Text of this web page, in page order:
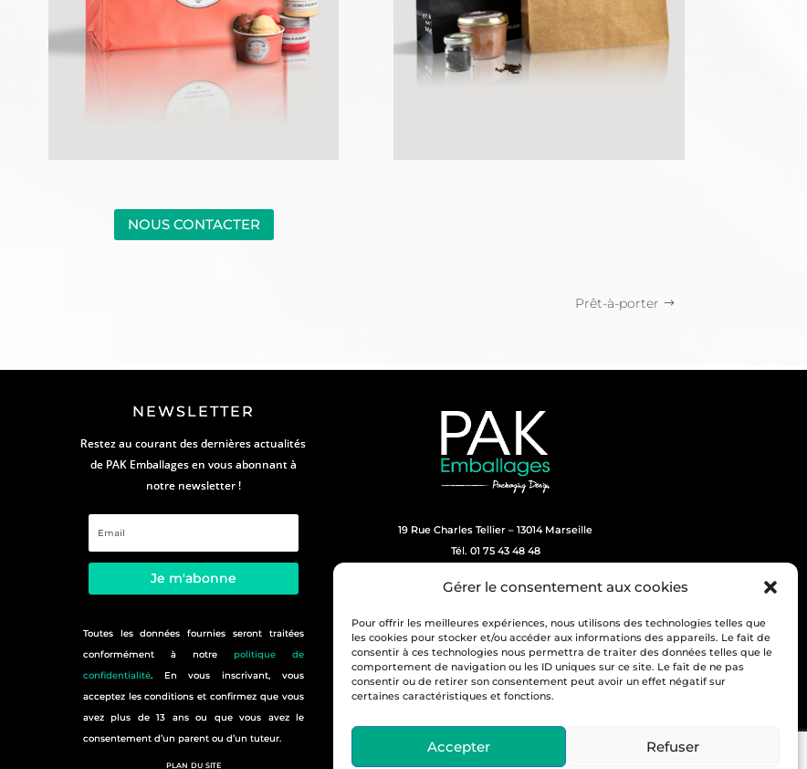
Gérer le consentement aux cookies
Pour offrir les meilleures expériences, nous utilisons des technologies telles que
les cookies pour stocker et/ou accéder aux informations des appareils. Le fait de
consentir à ces technologies nous permettra de traiter des données telles que le
comportement de navigation ou les ID uniques sur ce site. Le fait de ne pas
consentir ou de retirer son consentement peut avoir un effet négatif sur
certaines caractéristiques et fonctions.
Accepter Refuser
NOUS CONTACTER
Prêt-à-porter
NEWSLETTER
Restez au courant des dernières actualités
de PAK Emballages en vous abonnant à
notre newsletter !
Je m'abonne
Toutes les données fournies seront traitées
conformément à notre politique de
confidentialité. En vous inscrivant, vous
acceptez les conditions et confirmez que vous
avez plus de 13 ans ou que vous avez le
consentement d’un parent ou d’un tuteur.
plan du site
19 Rue Charles Tellier – 13014 Marseille
Tél. 01 75 43 48 48